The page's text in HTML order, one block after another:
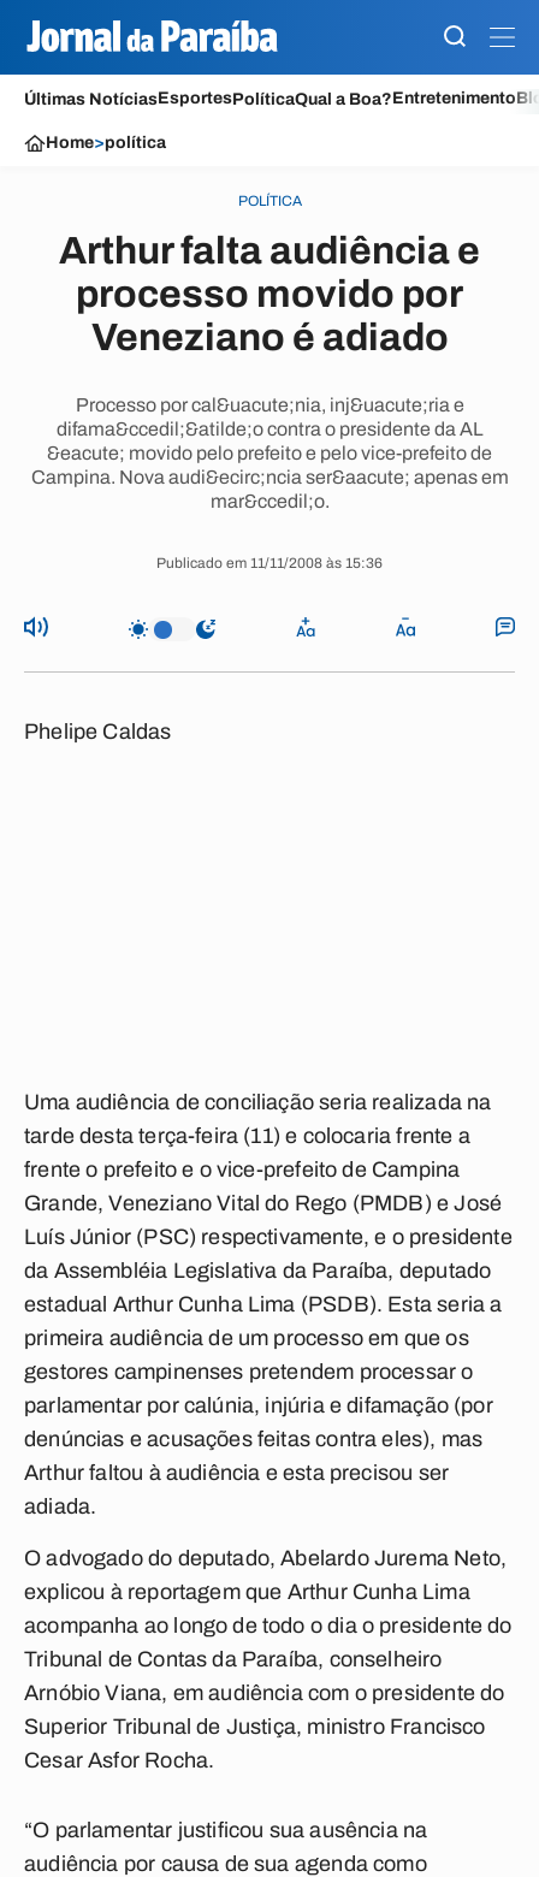
Últimas NotíciasEsportesPolíticaQual a Boa?Entretenimento
Home>política
POLÍTICA
Arthur falta audiência e
processo movido por
Veneziano é adiado
Processo por cal&uacute;nia, inj&uacute;ria e
difama&ccedil;&atilde;o contra o presidente da AL
&eacute; movido pelo prefeito e pelo vice-prefeito de
Campina. Nova audi&ecirc;ncia ser&aacute; apenas em
mar&ccedil;o.
Publicado em 11/11/2008 às 15:36
Phelipe Caldas
Uma audiência de conciliação seria realizada na
tarde desta terça-feira (11) e colocaria frente a
frente o prefeito e o vice-prefeito de Campina
Grande, Veneziano Vital do Rego (PMDB) e José
Luís Júnior (PSC) respectivamente, e o presidente
da Assembléia Legislativa da Paraíba, deputado
estadual Arthur Cunha Lima (PSDB). Esta seria a
primeira audiência de um processo em que os
gestores campinenses pretendem processar o
parlamentar por calúnia, injúria e difamação (por
denúncias e acusações feitas contra eles), mas
Arthur faltou à audiência e esta precisou ser
adiada.
O advogado do deputado, Abelardo Jurema Neto,
explicou à reportagem que Arthur Cunha Lima
acompanha ao longo de todo o dia o presidente do
Tribunal de Contas da Paraíba, conselheiro
Arnóbio Viana, em audiência com o presidente do
Superior Tribunal de Justiça, ministro Francisco
Cesar Asfor Rocha.
“O parlamentar justificou sua ausência na
audiência por causa de sua agenda como